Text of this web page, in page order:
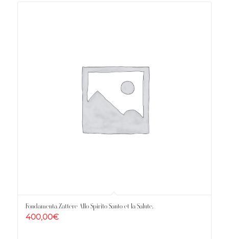
Fondamenta Zattere Allo Spirito Santo et la Salute.
400,00€